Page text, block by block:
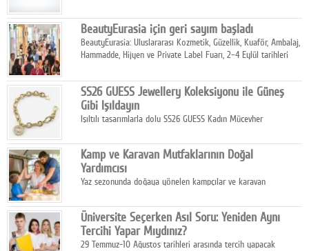
BeautyEurasia için geri sayım başladı
BeautyEurasia: Uluslararası Kozmetik, Güzellik, Kuaför, Ambalaj,
Hammadde, Hijyen ve Private Label Fuarı, 2–4 Eylül tarihleri
SS26 GUESS Jewellery Koleksiyonu ile Güneş
Gibi Işıldayın
Işıltılı tasarımlarla dolu SS26 GUESS Kadın Mücevher
dokunuşunu taşıyor.
Kamp ve Karavan Mutfaklarının Doğal
Yardımcısı
Yaz sezonunda doğaya yönelen kampçılar ve karavan
temizlik sağlayan, çevreye duyarlı bitkisel içerikli ürünleri tercih
ediyor.
Üniversite Seçerken Asıl Soru: Yeniden Aynı
Tercihi Yapar Mıydınız?
29 Temmuz-10 Ağustos tarihleri arasında tercih yapacak